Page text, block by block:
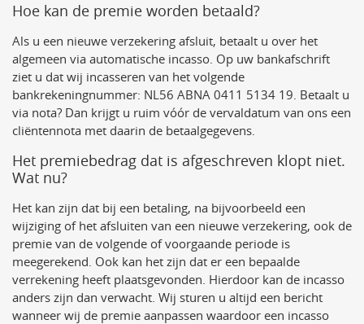
Hoe kan de premie worden betaald?
Als u een nieuwe verzekering afsluit, betaalt u over het
algemeen via automatische incasso. Op uw bankafschrift
ziet u dat wij incasseren van het volgende
bankrekeningnummer: NL56 ABNA 0411 5134 19. Betaalt u
via nota? Dan krijgt u ruim vóór de vervaldatum van ons een
cliëntennota met daarin de betaalgegevens.
Het premiebedrag dat is afgeschreven klopt niet.
Wat nu?
Het kan zijn dat bij een betaling, na bijvoorbeeld een
wijziging of het afsluiten van een nieuwe verzekering, ook de
premie van de volgende of voorgaande periode is
meegerekend. Ook kan het zijn dat er een bepaalde
verrekening heeft plaatsgevonden. Hierdoor kan de incasso
anders zijn dan verwacht. Wij sturen u altijd een bericht
wanneer wij de premie aanpassen waardoor een incasso